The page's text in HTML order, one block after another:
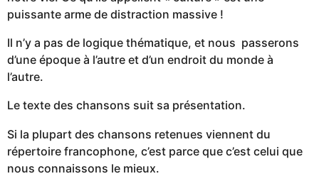
puissante arme de distraction massive !
Il n’y a pas de logique thématique, et nous passerons
d’une époque à l’autre et d’un endroit du monde à
l’autre.
Le texte des chansons suit sa présentation.
Si la plupart des chansons retenues viennent du
répertoire francophone, c’est parce que c’est celui que
nous connaissons le mieux.